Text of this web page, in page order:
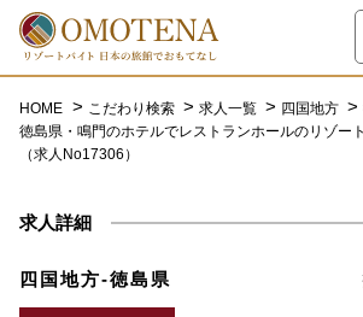
ホーム
特集一覧
初めての方へ
お問い合わせ
HOME こだわり検索 求人一覧 四国地方
徳島県・鳴門のホテルでレストランホールのリゾー
（求人No17306）
求人詳細
四国地方-徳島県